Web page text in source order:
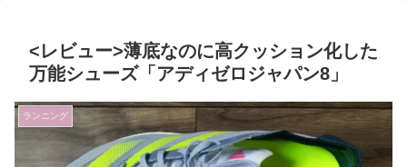
<レビュー>薄底なのに高クッション化した
万能シューズ「アディゼロジャパン8」
ランニング